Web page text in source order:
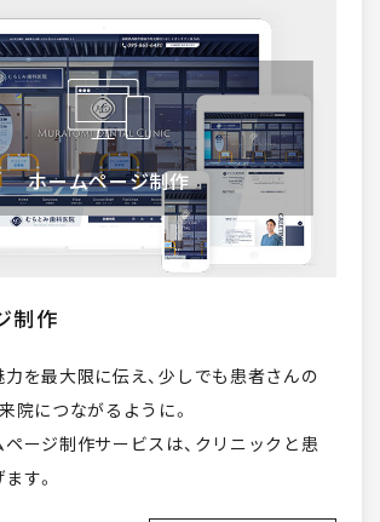
ホームページ制作
制作
を最大限に伝え、少しでも患者さんの
院につながるように。
ージ制作サービスは、クリニックと患
す。